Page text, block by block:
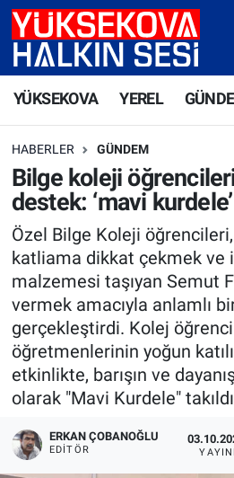
YÜKSEKOVA YEREL
HABERLER GÜNDEM
Bilge koleji
destek: ‘mavi
Özel Bilge Koleji
katliama dikkat çekmek ve
malzemesi taşıyan Semut
vermek amacıyla anlamlı
gerçekleştirdi. Kolej
öğretmenlerinin yoğun
etkinlikte, barışın ve
olarak "Mavi Kurdele"
ERKAN ÇOBANOĞLU
EDITÖR
Yüksekova Nöbetçi
Süper Lig Puan Durumu
Tüm Manşetler
Son Dakika Haberleri
Haber Arşivi